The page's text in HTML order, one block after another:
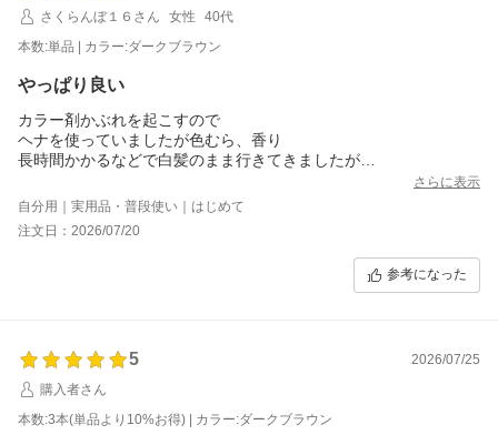
さくらんぼ１６さん
女性
40代
本数:単品 | カラー:ダークブラウン
やっぱり良い
カラー剤かぶれを起こすので
ヘナを使っていましたが色むら、香り
長時間かかるなどで白髪のまま行きてきましたが
良いです
香りも自然、シャンプーしてからの色落ちもなく
さらに表示
自分用｜実用品・普段使い｜はじめて
注文日：2026/07/20
参考になった
5
2026/07/25
購入者さん
本数:3本(単品より10%お得) | カラー:ダークブラウン